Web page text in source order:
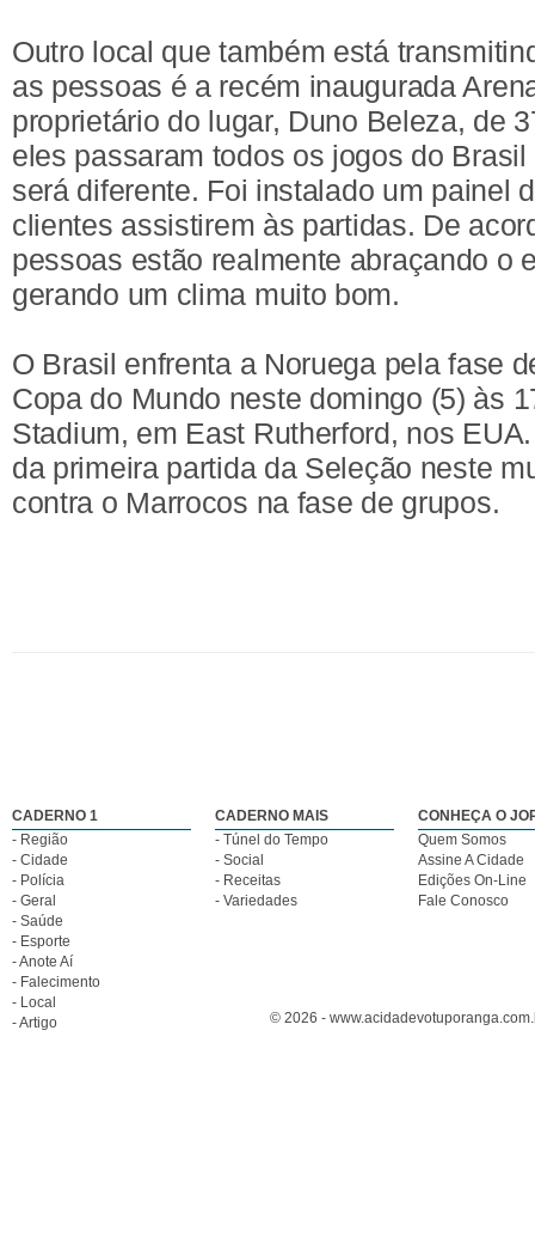
Outro local que também está
as pessoas é a recém inaugurada
proprietário do lugar, Duno Beleza, de
eles passaram todos os jogos do
será diferente. Foi instalado um painel
clientes assistirem às partidas. De
pessoas estão realmente abraçando o
gerando um clima muito bom.
O Brasil enfrenta a Noruega pela fase
Copa do Mundo neste domingo (5) às
Stadium, em East Rutherford, nos
da primeira partida da Seleção neste
contra o Marrocos na fase de grupos.
CADERNO 1
- Região
- Cidade
- Polícia
- Geral
- Saúde
- Esporte
- Anote Aí
- Falecimento
- Local
- Artigo
CADERNO MAIS
- Túnel do Tempo
- Social
- Receitas
- Variedades
CONHEÇA O
Quem Somos
Assine A Cidade
Edições On-Line
Fale Conosco
© 2026 -